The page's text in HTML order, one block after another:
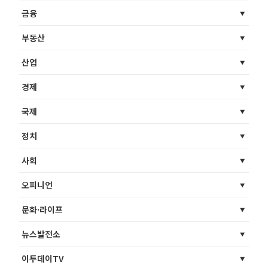
금융
부동산
산업
경제
국제
정치
사회
오피니언
문화·라이프
뉴스발전소
이투데이TV